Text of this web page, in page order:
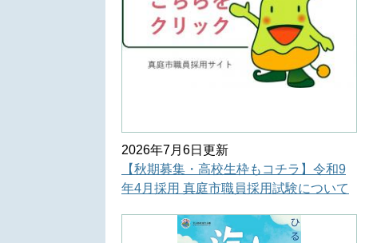
2026年7月6日更新
【秋期募集・高校生枠もコチラ】令和9
年4月採用 真庭市職員採用試験について